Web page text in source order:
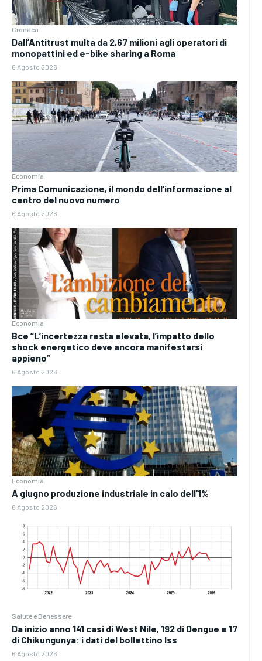
Cronaca
Dall’Antitrust multa da 2,67 milioni agli operatori di
monopattini ed e-bike sharing a Roma
6 Agosto 2026
Economia
Prima Comunicazione, il mondo dell’informazione al
centro del nuovo numero
6 Agosto 2026
Economia
Bce “L’incertezza resta elevata, l’impatto dello
shock energetico deve ancora manifestarsi
appieno”
6 Agosto 2026
Economia
A giugno produzione industriale in calo dell’1%
6 Agosto 2026
Salute e Benessere
Da inizio anno 141 casi di West Nile, 192 di Dengue e 17
di Chikungunya: i dati del bollettino Iss
6 Agosto 2026